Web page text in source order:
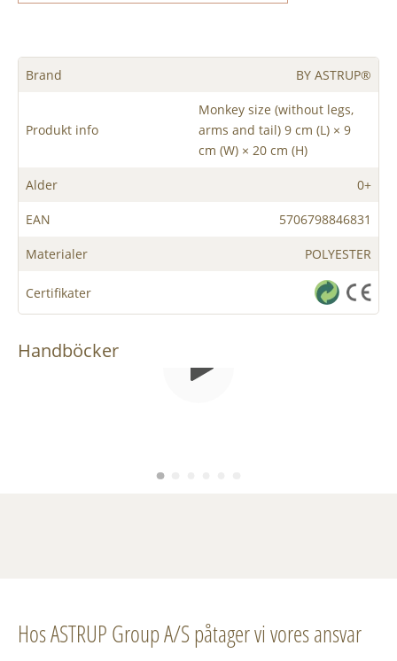
Brand BY ASTRUP®
Produkt info
Monkey size (without legs,
arms and tail) 9 cm (L) × 9
cm (W) × 20 cm (H)
Alder 0+
EAN 5706798846831
Materialer POLYESTER
Certifikater
Handböcker
Hos ASTRUP Group A/S påtager vi vores ansvar